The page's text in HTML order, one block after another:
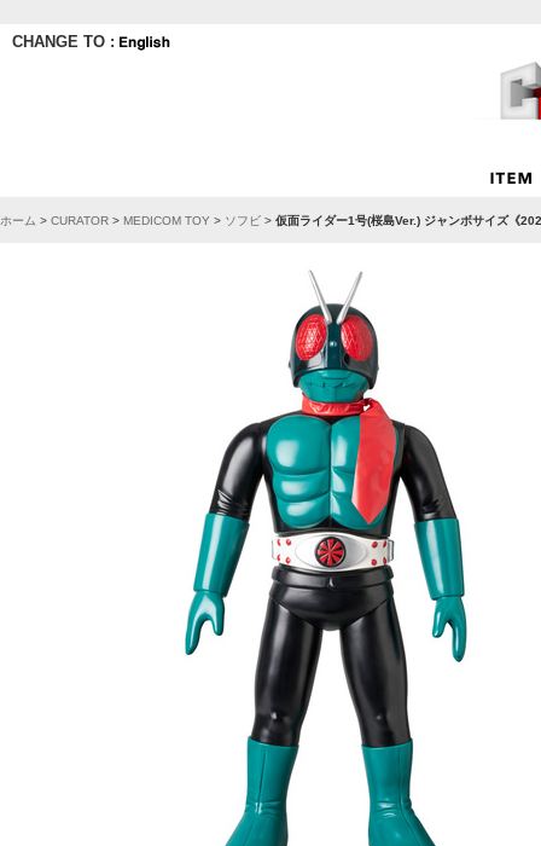
CHANGE TO :
ホーム > CURATOR > MEDICOM TOY > ソフビ > 仮面ライダー1号(桜島Ver.) ジャンボサイズ《